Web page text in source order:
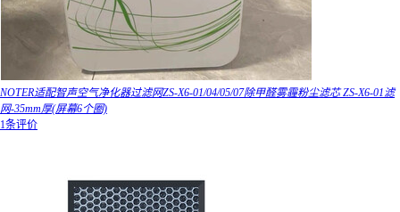
NOTER适配智声空气净化器过滤网ZS-X6-01/04/05/07除甲醛雾霾粉尘滤芯 ZS-X6-01滤
网-35mm厚(屏幕6个圈)
1条评价